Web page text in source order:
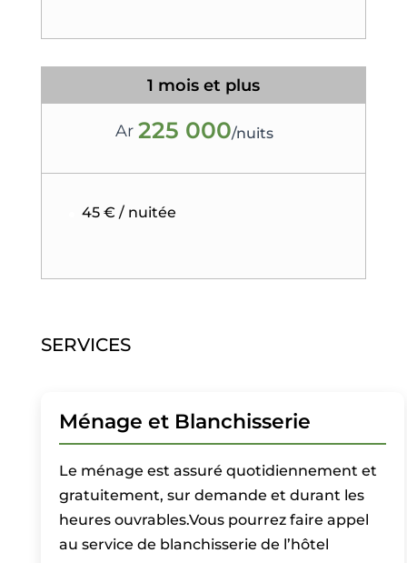
1 mois et plus
Ar 225 000/nuits
45 € / nuitée
SERVICES
Ménage et Blanchisserie
Le ménage est assuré quotidiennement et
gratuitement, sur demande et durant les
heures ouvrables.Vous pourrez faire appel
au service de blanchisserie de l’hôtel